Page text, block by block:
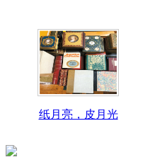
纸月亮，皮月光